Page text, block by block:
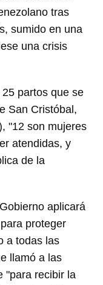
tras
sumido en una
una crisis
partos que se
San Cristóbal,
"12 son mujeres
atendidas, y
de la
aplicará
proteger
a todas las
llamó a las
"para recibir la